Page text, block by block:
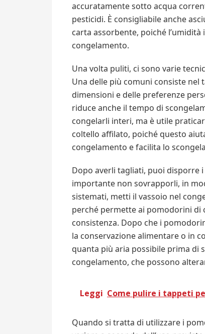
accuratamente sotto acqua
pesticidi. È consigliabile anche
carta assorbente, poiché
congelamento.
Una volta puliti, ci sono varie
Una delle più comuni consiste nel
dimensioni e delle preferenze
riduce anche il tempo di
congelarli interi, ma è utile
coltello affilato, poiché questo
congelamento e facilita lo
Dopo averli tagliati, puoi disporre
importante non sovrapporli, in
sistemati, metti il vassoio nel
perché permette ai pomodorini di
consistenza. Dopo che i
la conservazione alimentare o in
quanta più aria possibile prima di
congelamento, che possono
Leggi Come pulire i tappeti
Quando si tratta di utilizzare i